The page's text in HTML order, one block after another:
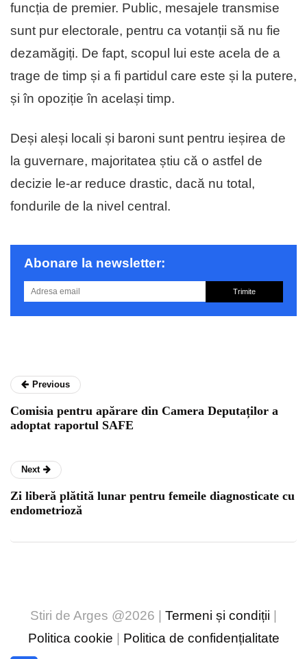
funcția de premier. Public, mesajele transmise
sunt pur electorale, pentru ca votanții să nu fie
dezamăgiți. De fapt, scopul lui este acela de a
trage de timp și a fi partidul care este și la putere,
și în opoziție în același timp.
Deși aleși locali și baroni sunt pentru ieșirea de
la guvernare, majoritatea știu că o astfel de
decizie le-ar reduce drastic, dacă nu total,
fondurile de la nivel central.
Abonare la newsletter:
Trimite
Previous
Comisia pentru apărare din Camera Deputaților a
adoptat raportul SAFE
Next
Zi liberă plătită lunar pentru femeile diagnosticate cu
endometrioză
Stiri de Arges @2026 | Termeni și condiții
Politica cookie
Politica de confidențialitate